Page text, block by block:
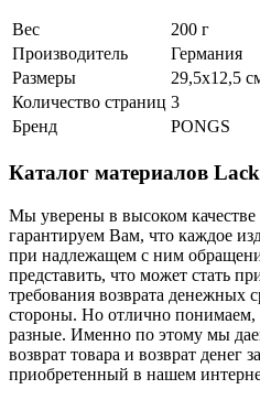
Вес
200 г
Производитель
Германия
Размеры
29,5х12,5
Количество страниц 3
Бренд
PONGS
Каталог материалов
Мы уверены в высоком
гарантируем Вам, что каждое
при надлежащем с ним
представить, что может стать
требования возврата денежных
стороны. Но отлично
разные. Именно по этому мы
возврат товара и возврат
приобретенный в нашем